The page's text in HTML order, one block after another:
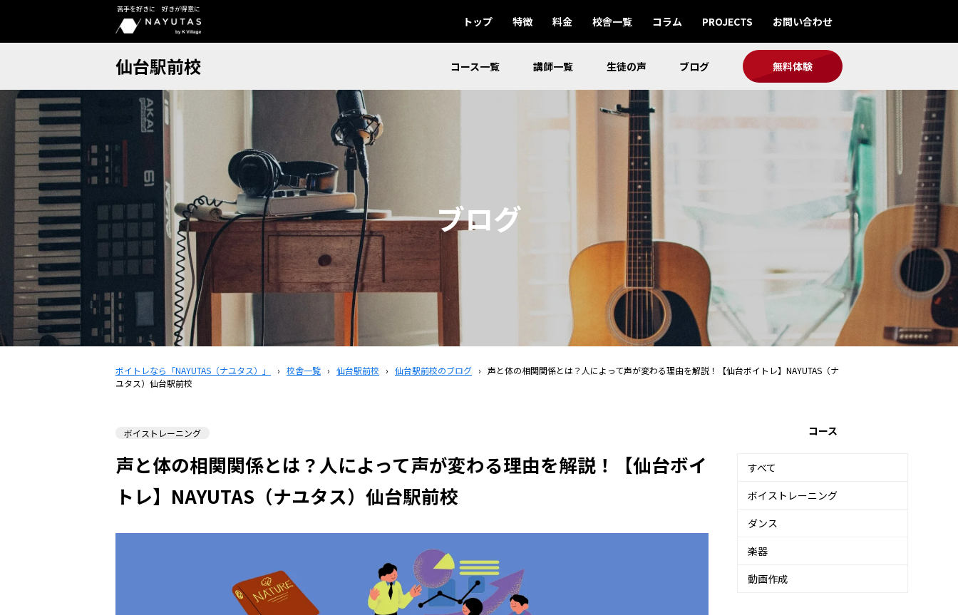
苦手を好きに 好きが得意に
トップ 特徴 料金 校舎一覧 コラム PROJECTS お問い合わせ
仙台駅前校 コース一覧 講師一覧 生徒の声 ブログ 無料体験
ブログ
ボイトレなら「NAYUTAS（ナユタス）」 › 校舎一覧 › 仙台駅前校 › 仙台駅前校のブログ › 声と体の相関関係とは？人によって声が変わる理由を解説！【仙台ボイトレ】NAYUTAS（ナ
ユタス）仙台駅前校
ボイストレーニング
声と体の相関関係とは？人によって声が変わる理由を解説！【仙台ボイ
トレ】NAYUTAS（ナユタス）仙台駅前校
コース
すべて
ボイストレーニング
ダンス
楽器
動画作成